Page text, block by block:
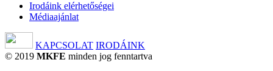
Irodáink elérhetőségei
Médiaajánlat
KAPCSOLAT IRODÁINK
© 2019 MKFE minden jog fenntartva